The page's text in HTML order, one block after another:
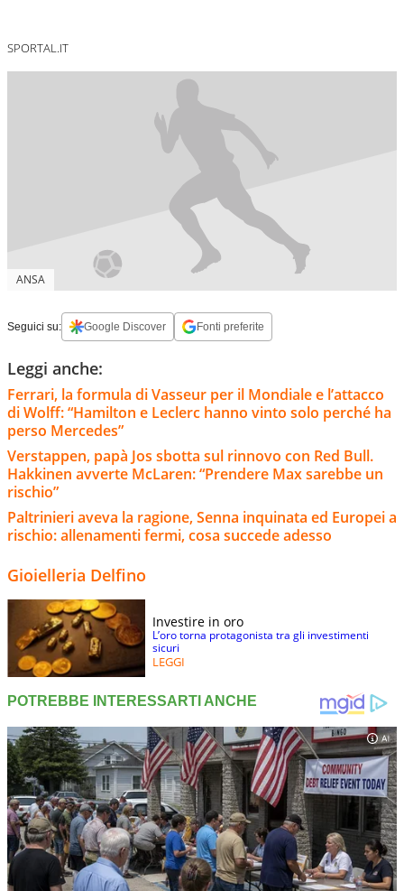
SPORTAL.IT
ANSA
Seguici su: Google Discover Fonti preferite
Leggi anche:
Ferrari, la formula di Vasseur per il Mondiale e l’attacco
di Wolff: “Hamilton e Leclerc hanno vinto solo perché ha
perso Mercedes”
Verstappen, papà Jos sbotta sul rinnovo con Red Bull.
Hakkinen avverte McLaren: “Prendere Max sarebbe un
rischio”
Paltrinieri aveva la ragione, Senna inquinata ed Europei a
rischio: allenamenti fermi, cosa succede adesso
Gioielleria Delfino
Investire in oro
L’oro torna protagonista tra gli investimenti
sicuri
LEGGI